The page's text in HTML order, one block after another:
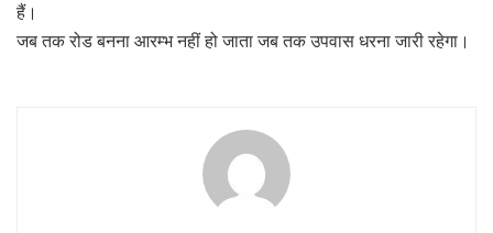
हैं।
जब तक रोड बनना आरम्भ नहीं हो जाता जब तक उपवास धरना जारी रहेगा।